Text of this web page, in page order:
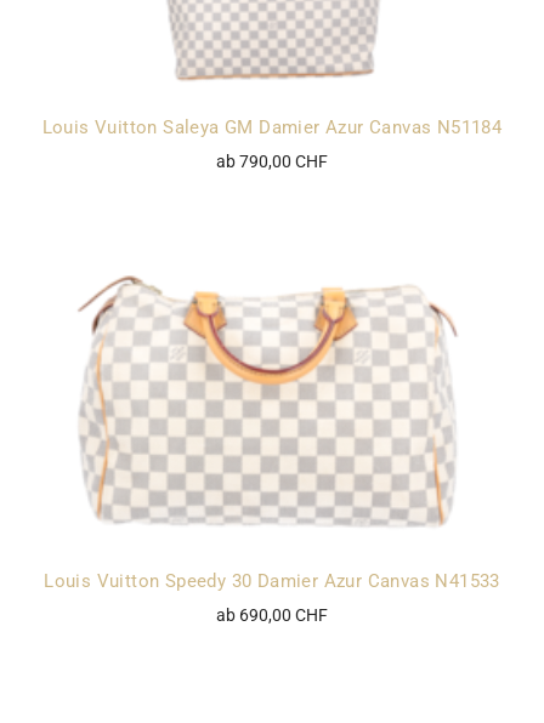
Louis Vuitton Saleya GM Damier Azur Canvas N51184
ab 790,00 CHF
Louis Vuitton Speedy 30 Damier Azur Canvas N41533
ab 690,00 CHF